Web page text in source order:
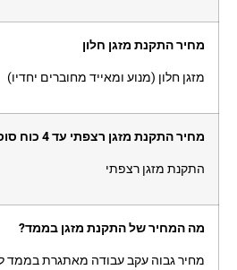
מחיר התקנת מזגן חלון
מזגן חלון (מנוע ומאייד מחוברים יחדיו)
מחיר התקנת מזגן רצפתי עד 4 כוח סוס
התקנת מזגן רצפתי
מה המחיר של התקנת מזגן בממד?
מחיר גבוה עקב עבודה מאתגרת בממד